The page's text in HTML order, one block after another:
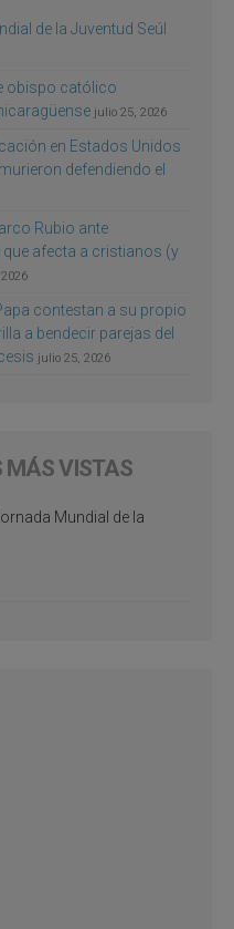
de la Juventud Seúl
obispo católico
julio 25, 2026
en Estados Unidos
defendiendo el
Rubio ante
afecta a cristianos (y
contestan a su propio
a bendecir parejas del
julio 25, 2026
MÁS VISTAS
Mundial de la